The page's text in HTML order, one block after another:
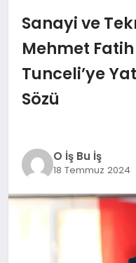
SPOR
Sanayi ve
Mehmet Fatih
Tunceli’ye
Sözü
O İş Bu İş
18 Temmuz 2024